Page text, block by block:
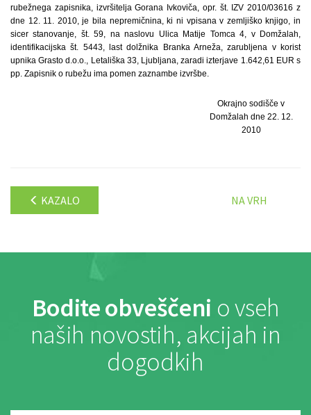
rubežnega zapisnika, izvršitelja Gorana Ivkoviča, opr. št. IZV 2010/03616 z
dne 12. 11. 2010, je bila nepremičnina, ki ni vpisana v zemljiško knjigo, in
sicer stanovanje, št. 59, na naslovu Ulica Matije Tomca 4, v Domžalah,
identifikacijska št. 5443, last dolžnika Branka Arneža, zarubljena v korist
upnika Grasto d.o.o., Letališka 33, Ljubljana, zaradi izterjave 1.642,61 EUR s
pp. Zapisnik o rubežu ima pomen zaznambe izvršbe.
Okrajno sodišče v
Domžalah dne 22. 12.
2010
KAZALO NA VRH
Bodite obveščeni o vseh
naših novostih, akcijah in
dogodkih